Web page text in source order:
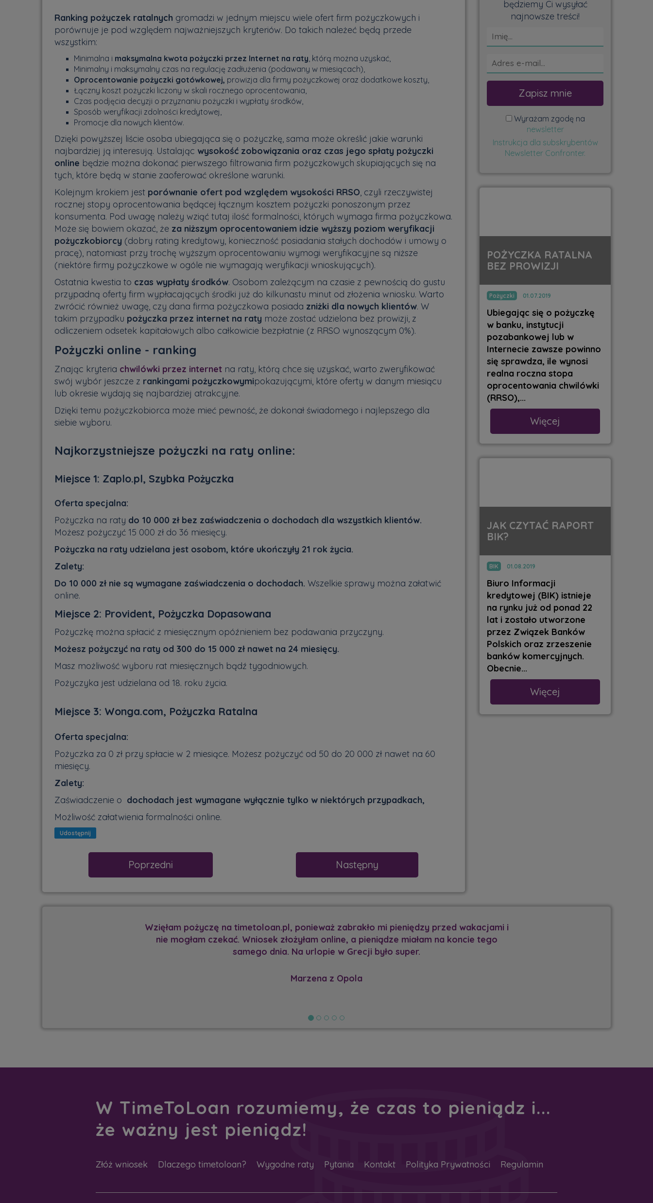
Ranking pożyczek ratalnych gromadzi w jednym miejscu wiele ofert firm pożyczkowych i
porównuje je pod względem najważniejszych kryteriów. Do takich należeć będą przede
wszystkim:
Minimalna i maksymalna kwota pożyczki przez Internet na raty , którą można uzyskać,
Minimalny i maksymalny czas na regulację zadłużenia (podawany w miesiącach),
Oprocentowanie pożyczki gotówkowej, prowizja dla firmy pożyczkowej oraz dodatkowe koszty,
Łączny koszt pożyczki liczony w skali rocznego oprocentowania,
Czas podjęcia decyzji o przyznaniu pożyczki i wypłaty środków,
Sposób weryfikacji zdolności kredytowej,
Promocje dla nowych klientów.
Dzięki powyższej liście osoba ubiegająca się o pożyczkę, sama może określić jakie warunki
najbardziej ją interesują. Ustalając wysokość zobowiązania oraz czas jego spłaty pożyczki
online będzie można dokonać pierwszego filtrowania firm pożyczkowych skupiających się na
tych, które będą w stanie zaoferować określone warunki.
Kolejnym krokiem jest porównanie ofert pod względem wysokości RRSO , czyli rzeczywistej
rocznej stopy oprocentowania będącej łącznym kosztem pożyczki ponoszonym przez
konsumenta. Pod uwagę należy wziąć tutaj ilość formalności, których wymaga firma pożyczkowa.
Może się bowiem okazać, że za niższym oprocentowaniem idzie wyższy poziom weryfikacji
pożyczkobiorcy (dobry rating kredytowy, konieczność posiadania stałych dochodów i umowy o
pracę), natomiast przy trochę wyższym oprocentowaniu wymogi weryfikacyjne są niższe
(niektóre firmy pożyczkowe w ogóle nie wymagają weryfikacji wnioskujących).
Ostatnia kwestia to czas wypłaty środków. Osobom zależącym na czasie z pewnością do gustu
przypadną oferty firm wypłacających środki już do kilkunastu minut od złożenia wniosku. Warto
zwrócić również uwagę, czy dana firma pożyczkowa posiada zniżki dla nowych klientów. W
takim przypadku pożyczka przez internet na raty może zostać udzielona bez prowizji, z
odliczeniem odsetek kapitałowych albo całkowicie bezpłatnie (z RRSO wynoszącym 0%).
Pożyczki online - ranking
Znając kryteria chwilówki przez internet na raty, którą chce się uzyskać, warto zweryfikować
swój wybór jeszcze z rankingami pożyczkowymipokazującymi, które oferty w danym miesiącu
lub okresie wydają się najbardziej atrakcyjne.
Dzięki temu pożyczkobiorca może mieć pewność, że dokonał świadomego i najlepszego dla
siebie wyboru.
Najkorzystniejsze pożyczki na raty online:
Miejsce 1: Zaplo.pl, Szybka Pożyczka
Oferta specjalna:
Pożyczka na raty do 10 000 zł bez zaświadczenia o dochodach dla wszystkich klientów.
Możesz pożyczyć 15 000 zł do 36 miesięcy.
Pożyczka na raty udzielana jest osobom, które ukończyły 21 rok życia.
Zalety:
Do 10 000 zł nie są wymagane zaświadczenia o dochodach. Wszelkie sprawy można załatwić
online.
Miejsce 2: Provident, Pożyczka Dopasowana
Pożyczkę można spłacić z miesięcznym opóźnieniem bez podawania przyczyny.
Możesz pożyczyć na raty od 300 do 15 000 zł nawet na 24 miesięcy.
Masz możliwość wyboru rat miesięcznych bądź tygodniowych.
Pożyczyka jest udzielana od 18. roku życia.
Miejsce 3: Wonga.com, Pożyczka Ratalna
Oferta specjalna:
Pożyczka za 0 zł przy spłacie w 2 miesiące. Możesz pożyczyć od 50 do 20 000 zł nawet na 60
miesięcy.
Zalety:
Zaświadczenie o dochodach jest wymagane wyłącznie tylko w niektórych przypadkach,
Możliwość załatwienia formalności online.
Udostępnij
Poprzedni Następny
będziemy Ci wysyłać
najnowsze treści!
Wyrażam zgodę na
newsletter
Instrukcja dla subskrybentów
Newsletter Confronter.
POŻYCZKA RATALNA
BEZ PROWIZJI
Pożyczki 01.07.2019
Ubiegając się o pożyczkę
w banku, instytucji
pozabankowej lub w
Internecie zawsze powinno
się sprawdza, ile wynosi
realna roczna stopa
oprocentowania chwilówki
(RRSO),...
Więcej
JAK CZYTAĆ RAPORT
BIK?
BIK 01.08.2019
Biuro Informacji
kredytowej (BIK) istnieje
na rynku już od ponad 22
lat i zostało utworzone
przez Związek Banków
Polskich oraz zrzeszenie
banków komercyjnych.
Obecnie...
Więcej
mi pieniędzy przed wakacjami i
Nie dostałam kredytu w banku z powodu zapisu w BIK. Na szczęście w TimeToLoan
otrzymałam brakujące 10 000 zł i zrobiliśmy z mężem remont domu.
W TimeToLoan rozumiemy, że czas to pieniądz i...
że ważny jest pieniądz!
Złóż wniosek Dlaczego timetoloan? Wygodne raty Pytania Kontakt Polityka Prywatności Regulamin